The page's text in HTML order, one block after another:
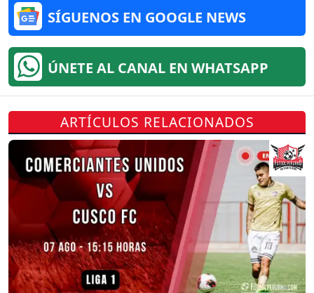
SÍGUENOS EN GOOGLE NEWS
ÚNETE AL CANAL EN WHATSAPP
ARTÍCULOS RELACIONADOS